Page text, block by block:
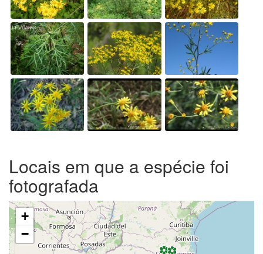
Locais em que a espécie foi
fotografada
+
−